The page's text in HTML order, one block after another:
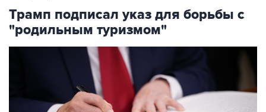
Трамп подписал указ для борьбы с
"родильным туризмом"